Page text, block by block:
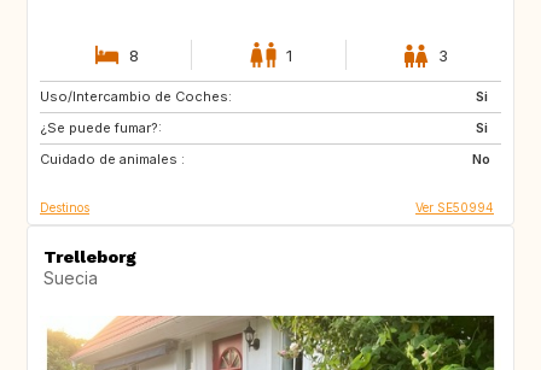
8 1 3
Uso/Intercambio de Coches:
Si
¿Se puede fumar?:
Si
Cuidado de animales :
No
GR
FR
HR
Destinos Ver SE50994
Trelleborg
Suecia